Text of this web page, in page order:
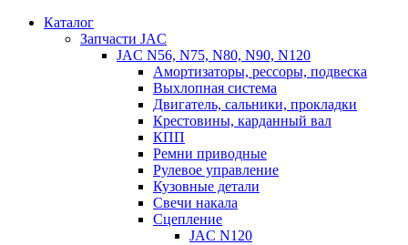
Каталог
Запчасти JAC
JAC N56, N75, N80, N90, N120
Амортизаторы, рессоры, подвеска
Выхлопная система
Двигатель, сальники, прокладки
Крестовины, карданный вал
КПП
Ремни приводные
Рулевое управление
Кузовные детали
Свечи накала
Сцепление
JAC N120